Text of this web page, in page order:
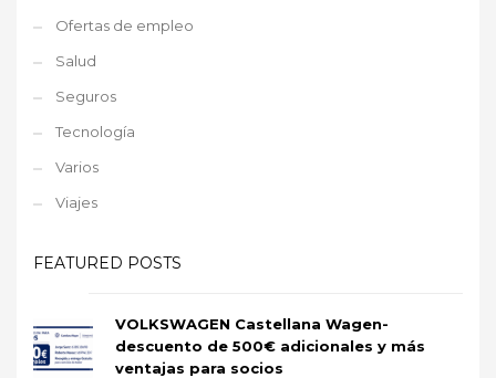
Ofertas de empleo
Salud
Seguros
Tecnología
Varios
Viajes
FEATURED POSTS
VOLKSWAGEN Castellana Wagen-
descuento de 500€ adicionales y más
ventajas para socios